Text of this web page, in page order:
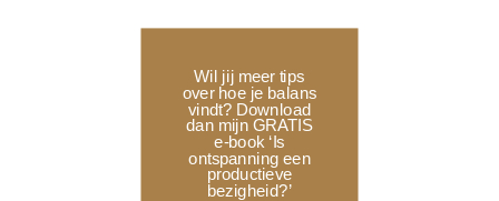
Wil jij meer tips
over hoe je balans
vindt? Download
dan mijn GRATIS
e-book ‘Is
ontspanning een
productieve
bezigheid?’